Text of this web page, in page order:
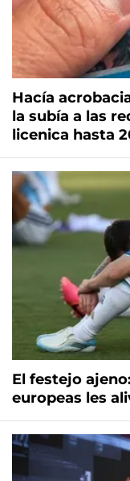
Hacía
la subía a las
licenica hasta
El festejo
europeas les